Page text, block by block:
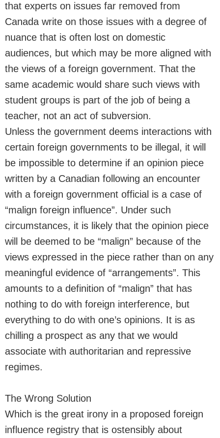
that experts on issues far removed from
Canada write on those issues with a degree of
nuance that is often lost on domestic
audiences, but which may be more aligned with
the views of a foreign government. That the
same academic would share such views with
student groups is part of the job of being a
teacher, not an act of subversion.
Unless the government deems interactions with
certain foreign governments to be illegal, it will
be impossible to determine if an opinion piece
written by a Canadian following an encounter
with a foreign government official is a case of
“malign foreign influence”. Under such
circumstances, it is likely that the opinion piece
will be deemed to be “malign” because of the
views expressed in the piece rather than on any
meaningful evidence of “arrangements”. This
amounts to a definition of “malign” that has
nothing to do with foreign interference, but
everything to do with one’s opinions. It is as
chilling a prospect as any that we would
associate with authoritarian and repressive
regimes.
The Wrong Solution
Which is the great irony in a proposed foreign
influence registry that is ostensibly about